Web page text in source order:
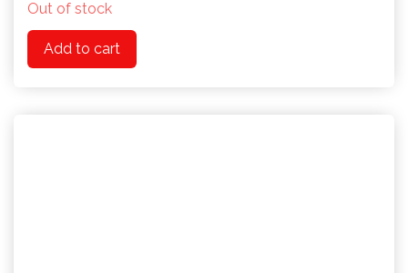
Out of stock
Add to cart